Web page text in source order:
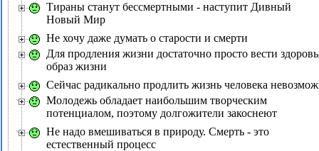
Тираны станут бессмертными - наступит Дивный
Новый Мир
Не хочу даже думать о старости и смерти
Для продления жизни достаточно просто вести
образ жизни
Сейчас радикально продлить жизнь человека
Молодежь обладает наибольшим творческим
потенциалом, поэтому долгожители закоснеют
Не надо вмешиваться в природу. Смерть - это
естественный процесс